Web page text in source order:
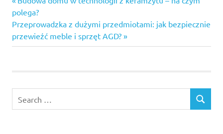
Nawigacja
wpisu
Post:
polega?
Next
Post:
Przeprowadzka z dużymi przedmiotami: jak bezpiecznie
przewieźć meble i sprzęt AGD?
for:
SEARCH